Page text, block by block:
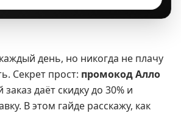
день, но никогда не плачу
Секрет прост: промокод Алло
даёт скидку до 30% и
В этом гайде расскажу, как